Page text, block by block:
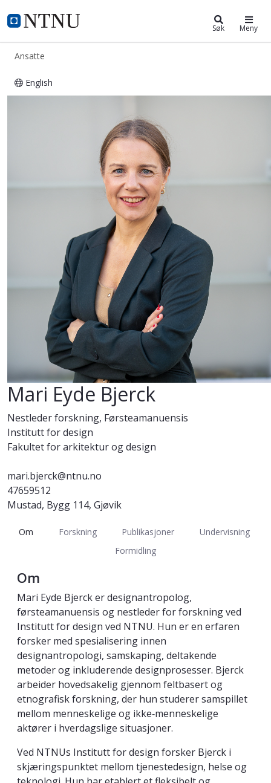
NTNU Hjemmeside
ntnu.no Søk Meny
Ansatte
English
Mari Eyde Bjerck
Nestleder forskning, Førsteamanuensis
Institutt for design
Fakultet for arkitektur og design
mari.bjerck@ntnu.no
47659512
Mustad, Bygg 114, Gjøvik
Om Forskning Publikasjoner
Undervisning
Formidling
Om
Mari Eyde Bjerck er designantropolog,
førsteamanuensis og nestleder for forskning ved
Institutt for design ved NTNU. Hun er en erfaren
forsker med spesialisering innen
designantropologi, samskaping, deltakende
metoder og inkluderende designprosesser. Bjerck
arbeider hovedsakelig gjennom feltbasert og
etnografisk forskning, der hun studerer samspillet
mellom menneskelige og ikke‑menneskelige
aktører i hverdagslige situasjoner.
Ved NTNUs Institutt for design forsker Bjerck i
skjæringspunktet mellom tjenestedesign, helse og